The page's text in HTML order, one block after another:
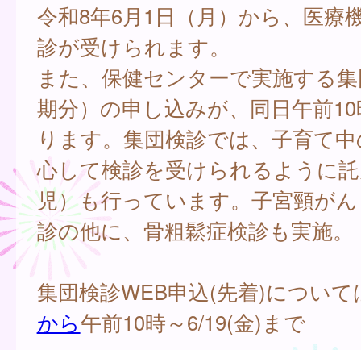
令和8年6月1日（月）から、医療
診が受けられます。
また、保健センターで実施する
期分）の申し込みが、同日午前
ります。集団検診では、子育て
心して検診を受けられるように
児）も行っています。子宮頸が
診の他に、骨粗鬆症検診も実施。
集団検診WEB申込(先着)につい
から午前10時～6/19(金)まで